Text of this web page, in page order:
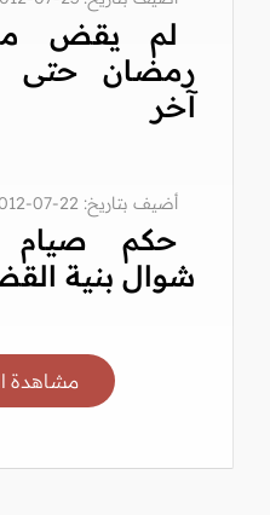
لم يقض
رمضان حتى
آخر
أضيف بتاريخ: 22-07-2012
حكم صيام
شوال بنية
مشاهدة